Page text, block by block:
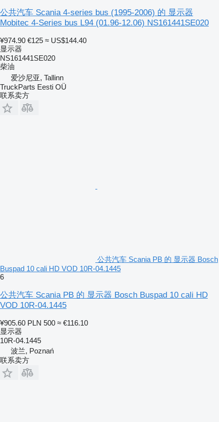
公共汽车 Scania 4-series bus (1995-2006) 的 显示器
Mobitec 4-Series bus L94 (01.96-12.06) NS161441SE020
¥974.90 €125 ≈ US$144.40
显示器
NS161441SE020
柴油
爱沙尼亚, Tallinn
TruckParts Eesti OÜ
联系卖方
公共汽车 Scania PB 的 显示器 Bosch
Buspad 10 cali HD VOD 10R-04.1445
6
公共汽车 Scania PB 的 显示器 Bosch Buspad 10 cali HD
VOD 10R-04.1445
¥905.60 PLN 500 ≈ €116.10
显示器
10R-04.1445
波兰, Poznań
联系卖方